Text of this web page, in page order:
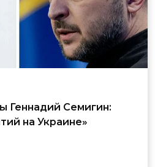
Геннадий Семигин:
на Украине»